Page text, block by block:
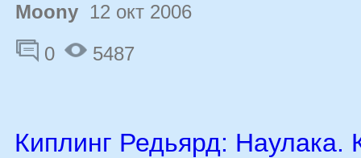
Moony 12 окт 2006
0
5487
Киплинг Редьярд: Наулака.